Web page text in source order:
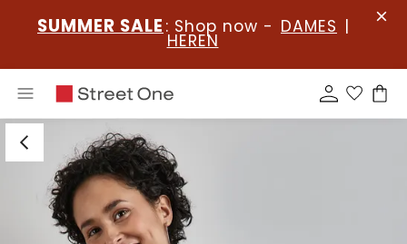
SUMMER SALE : Shop now - DAMES |
HEREN